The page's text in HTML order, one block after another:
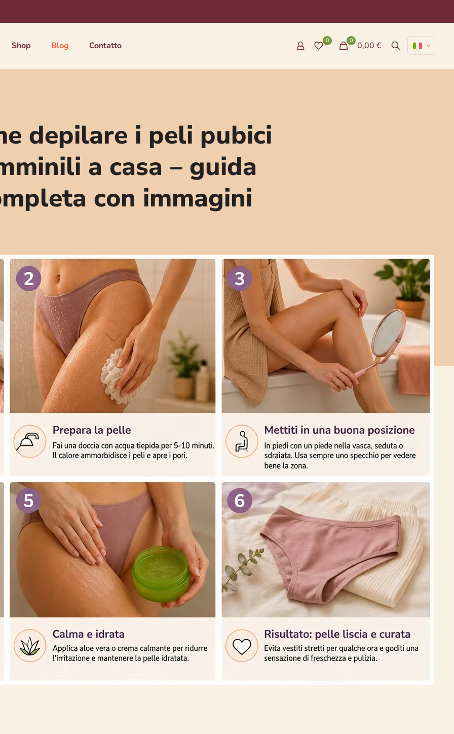
Shop Blog Contatto 0 0 0,00 €
depilare i peli pubici
a casa – guida
con immagini